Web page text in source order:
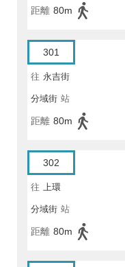
距離 80m
301
往 永吉街
分域街 站
距離 80m
302
往 上環
分域街 站
距離 80m